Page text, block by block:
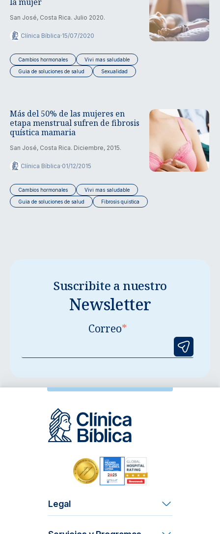
San José, Costa Rica. Julio 2020.
Clínica Bíblica·15/07/2020
Cambios hormonales
Vivi mas saludable
Guia de soluciones de salud
Sexualidad
Más del 50% de las mujeres en
etapa menstrual sufren de fibrosis
quística mamaria
San José, Costa Rica. Diciembre, 2015.
Clínica Bíblica·01/12/2015
Cambios hormonales
Vivi mas saludable
Guia de soluciones de salud
Fibrosis quistica
Suscribite a nuestro
Newsletter
Correo*
Legal